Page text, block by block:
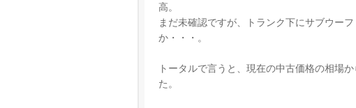
高。
まだ未確認ですが、トランク下にサブウー
か・・・。
トータルで言うと、現在の中古価格の相場
た。